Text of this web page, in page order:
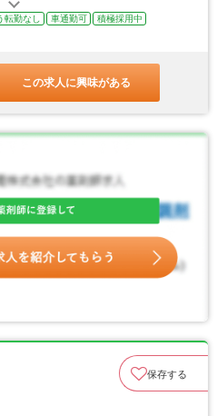
勤なし 車通勤可
積極採用中
この求人に興味がある
保存する